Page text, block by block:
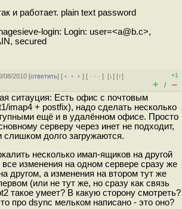
и работает. plain text password
login: Login: user=<a@b.c>,
secured
08/2010 [ответить] [ ﹢﹢﹢] [ · · ·][↓] [↑]
+1
+ / –
ситауция: Есть офис с почтовым
imap4 + postfix), надо сделать несколько
ещё и в удалённом офисе. Просто
серверу через инет не подходит,
долго загружаются.
несколько имап-ящиков на другой
изменения на одном сервере сразу же
другом, а изменения на втором тут же
(или не тут же, но сразу как связь
такое умеет? В какую сторону смотреть?
про dsync мельком написано - это оно?